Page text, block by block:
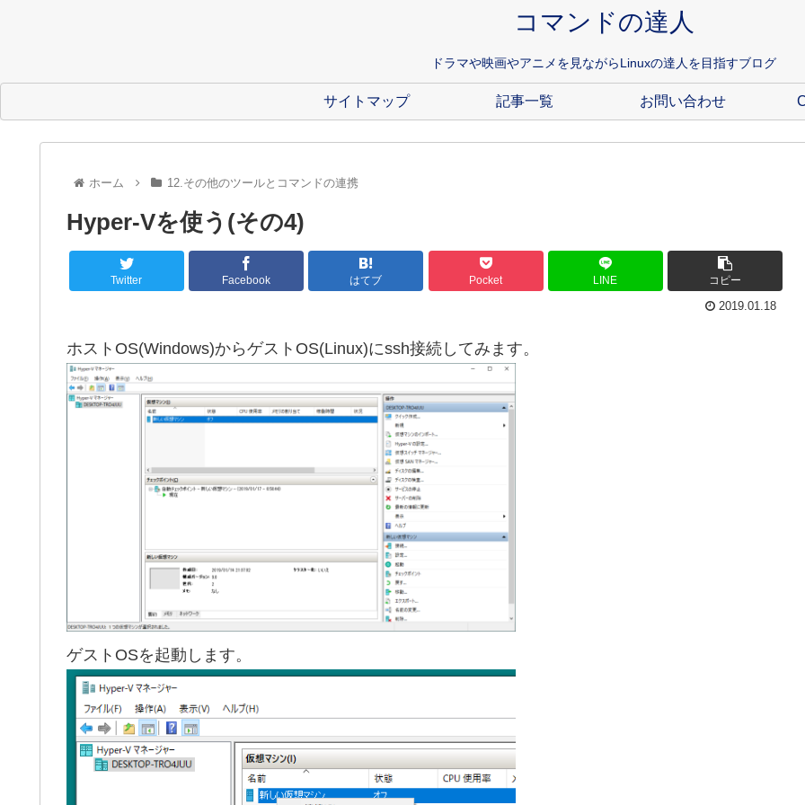
コマンドの達人
ドラマや映画やアニメを見ながらLinuxの達人を目指すブログ
サイトマップ 記事一覧 お問い合わせ
ホーム 12.その他のツールとコマンドの連携
Hyper-Vを使う(その4)
Twitter Facebook はてブ Pocket LINE コピー
2019.01.18
ホストOS(Windows)からゲストOS(Linux)にssh接続してみます。
ゲストOSを起動します。